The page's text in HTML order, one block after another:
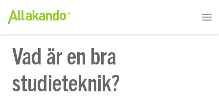
Vad är en bra
studieteknik?